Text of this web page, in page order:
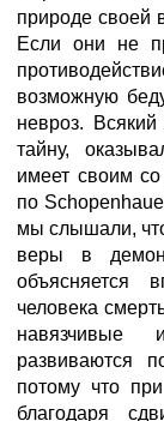
природе своей
Если они не
возможную
невроз.
тайну,
имеет своим
по
мы слышали,
веры в
объясняется
человека
навязчивые
развиваются
потому что
благодаря